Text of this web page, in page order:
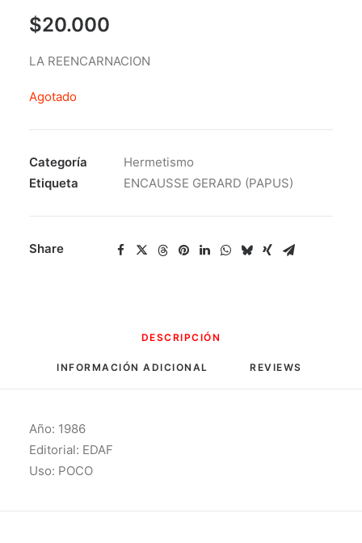
$20.000
LA REENCARNACION
Agotado
Categoría
Hermetismo
Etiqueta
ENCAUSSE GERARD (PAPUS)
Share
DESCRIPCIÓN
INFORMACIÓN ADICIONAL REVIEWS
Año: 1986
Editorial: EDAF
Uso: POCO